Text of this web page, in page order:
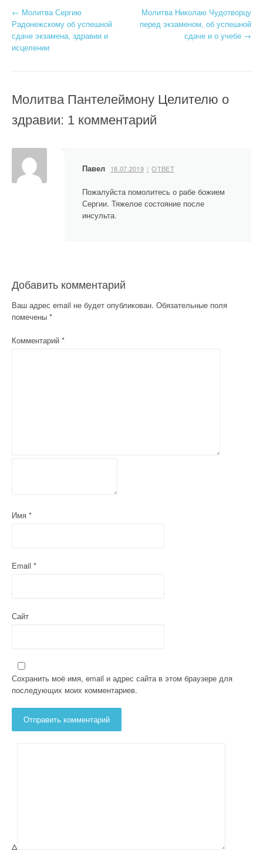
Н
а
г
а
я
п
и
с
← Молитва Сергию
Радонежскому об успешной
сдаче экзамена, здравии и
исцелении
Молитва Николаю Чудотворцу
перед экзаменом, об успешной
сдаче и о учебе →
Молитва Пантелеймону Целителю о
здравии: 1 комментарий
Павел 18.07.2019 ОТВЕТ
Пожалуйста помолитесь о рабе божием
Сергии. Тяжелое состояние после
инсульта.
Добавить комментарий
Ваш адрес email не будет опубликован. Обязательные поля
помечены *
Комментарий *
Имя *
Email *
Сайт
Сохранить моё имя, email и адрес сайта в этом браузере для
последующих моих комментариев.
Δ